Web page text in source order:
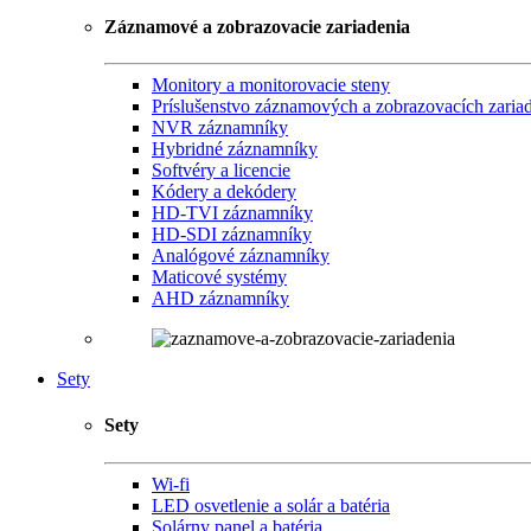
Záznamové a zobrazovacie zariadenia
Monitory a monitorovacie steny
Príslušenstvo záznamových a zobrazovacích
NVR záznamníky
Hybridné záznamníky
Softvéry a licencie
Kódery a dekódery
HD-TVI záznamníky
HD-SDI záznamníky
Analógové záznamníky
Maticové systémy
AHD záznamníky
Sety
Sety
Wi-fi
LED osvetlenie a solár a batéria
Solárny panel a batéria